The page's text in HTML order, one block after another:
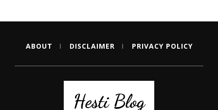
ABOUT DISCLAIMER PRIVACY POLICY